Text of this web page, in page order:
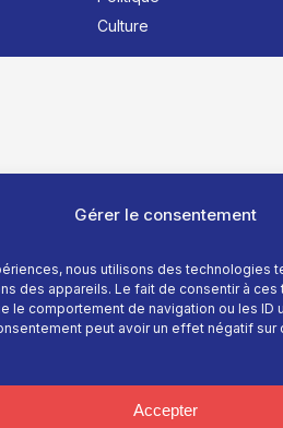
Gérer le consentement
nous utilisons des technologies
des appareils. Le fait de consentir à
le comportement de navigation ou les ID
peut avoir un effet négatif
Accepter
Culture